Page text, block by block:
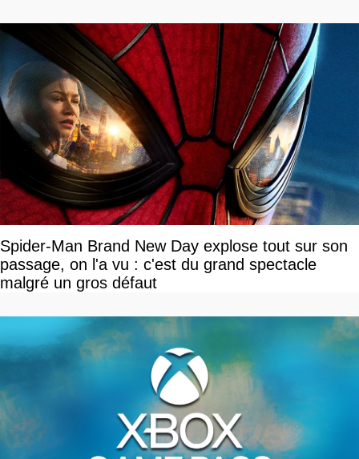
Spider-Man Brand New Day explose tout sur son
passage, on l'a vu : c'est du grand spectacle
malgré un gros défaut